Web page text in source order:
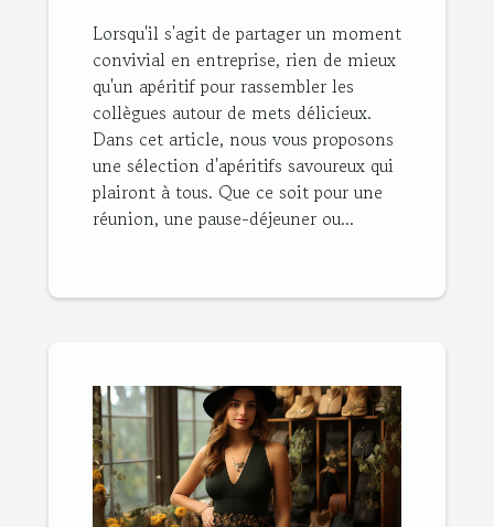
Lorsqu'il s'agit de partager un moment
convivial en entreprise, rien de mieux
qu'un apéritif pour rassembler les
collègues autour de mets délicieux.
Dans cet article, nous vous proposons
une sélection d'apéritifs savoureux qui
plairont à tous. Que ce soit pour une
réunion, une pause-déjeuner ou...